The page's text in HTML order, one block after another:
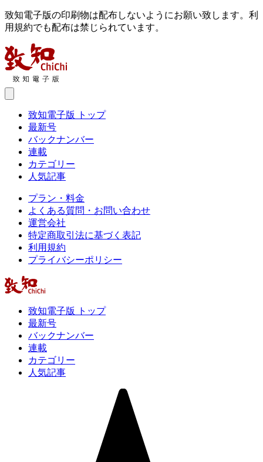
致知電子版の印刷物は配布しないようにお願い致します。利
用規約でも配布は禁じられています。
致知電子版 トップ
最新号
バックナンバー
連載
カテゴリー
人気記事
プラン・料金
よくある質問・お問い合わせ
運営会社
特定商取引法に基づく表記
利用規約
プライバシーポリシー
致知電子版 トップ
最新号
バックナンバー
連載
カテゴリー
人気記事